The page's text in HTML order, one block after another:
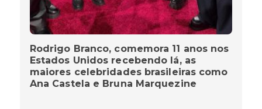
Rodrigo Branco, comemora 11 anos nos
Estados Unidos recebendo lá, as
maiores celebridades brasileiras como
Ana Castela e Bruna Marquezine